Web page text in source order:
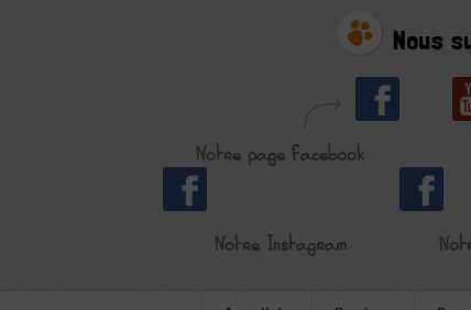
Nous
Notre page Facebook
Notre Instagram